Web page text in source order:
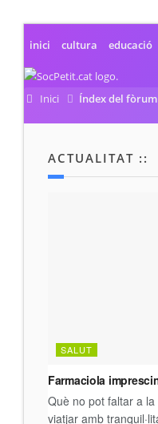
inici cultura educació
Inici Índex del fòrum
ACTUALITAT ::